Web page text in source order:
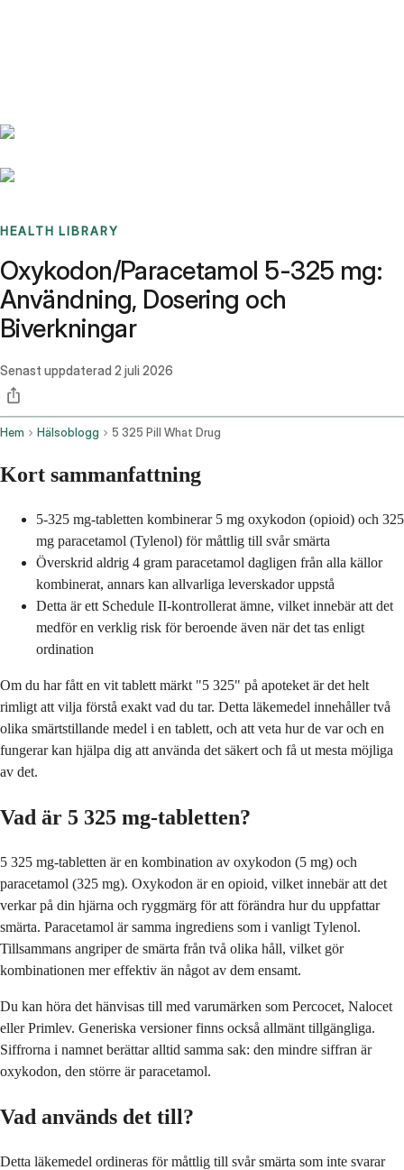
HEALTH LIBRARY
Oxykodon/Paracetamol 5-325 mg:
Användning, Dosering och
Biverkningar
Senast uppdaterad 2 juli 2026
Hem Hälsoblogg 5 325 Pill What Drug
Kort sammanfattning
5-325 mg-tabletten kombinerar 5 mg oxykodon (opioid) och 325
mg paracetamol (Tylenol) för måttlig till svår smärta
Överskrid aldrig 4 gram paracetamol dagligen från alla källor
kombinerat, annars kan allvarliga leverskador uppstå
Detta är ett Schedule II-kontrollerat ämne, vilket innebär att det
medför en verklig risk för beroende även när det tas enligt
ordination
Om du har fått en vit tablett märkt "5 325" på apoteket är det helt
rimligt att vilja förstå exakt vad du tar. Detta läkemedel innehåller två
olika smärtstillande medel i en tablett, och att veta hur de var och en
fungerar kan hjälpa dig att använda det säkert och få ut mesta möjliga
av det.
Vad är 5 325 mg-tabletten?
5 325 mg-tabletten är en kombination av oxykodon (5 mg) och
paracetamol (325 mg). Oxykodon är en opioid, vilket innebär att det
verkar på din hjärna och ryggmärg för att förändra hur du uppfattar
smärta. Paracetamol är samma ingrediens som i vanligt Tylenol.
Tillsammans angriper de smärta från två olika håll, vilket gör
kombinationen mer effektiv än något av dem ensamt.
Du kan höra det hänvisas till med varumärken som Percocet, Nalocet
eller Primlev. Generiska versioner finns också allmänt tillgängliga.
Siffrorna i namnet berättar alltid samma sak: den mindre siffran är
oxykodon, den större är paracetamol.
Vad används det till?
Detta läkemedel ordineras för måttlig till svår smärta som inte svarar